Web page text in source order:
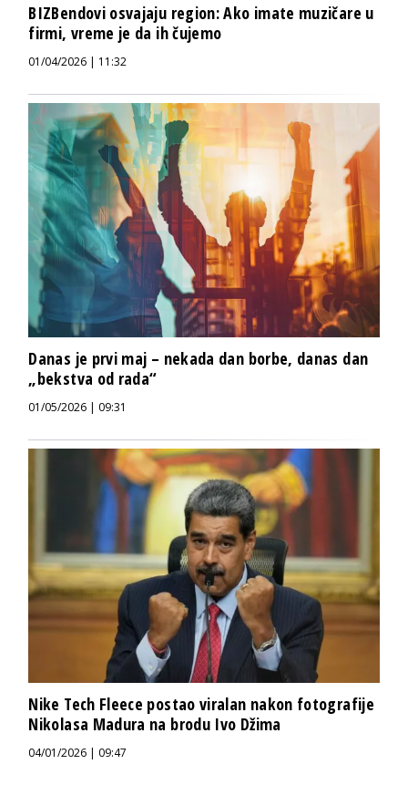
BIZBendovi osvajaju region: Ako imate muzičare u
firmi, vreme je da ih čujemo
01/04/2026 | 11:32
Danas je prvi maj – nekada dan borbe, danas dan
„bekstva od rada“
01/05/2026 | 09:31
Nike Tech Fleece postao viralan nakon fotografije
Nikolasa Madura na brodu Ivo Džima
04/01/2026 | 09:47